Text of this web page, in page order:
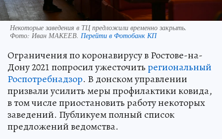
Некоторые заведения в ТЦ предложили временно закрыть.
Фото: Иван МАКЕЕВ. Перейти в Фотобанк КП
Ограничения по коронавирусу в Ростове-на-
Дону 2021 попросил ужесточитьрегиональный
Роспотребнадзор. В донском управлении
призвали усилить меры профилактики ковида,
в том числе приостановить работу некоторых
заведений. Публикуем полный список
предложений ведомства.